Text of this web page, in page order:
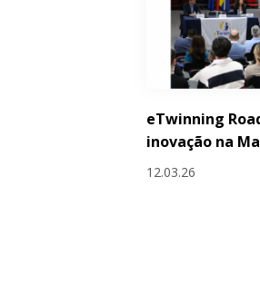
eTwinning
inovação na
12.03.26
Páginas